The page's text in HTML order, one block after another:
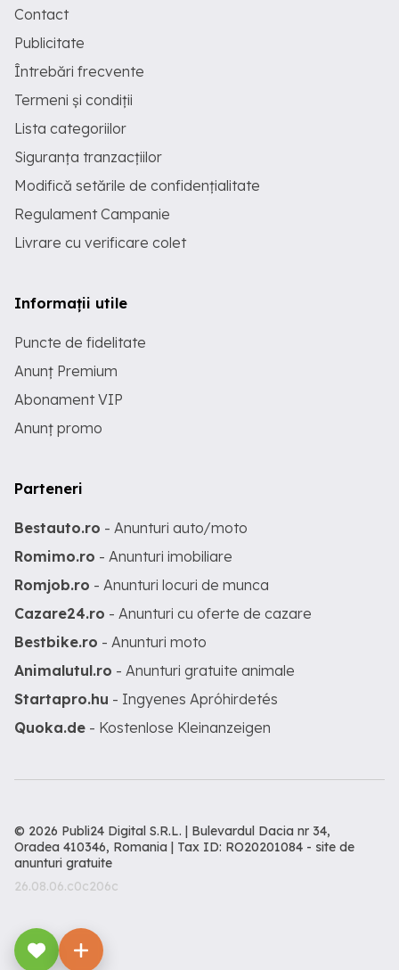
Contact
Publicitate
Întrebări frecvente
Termeni și condiții
Lista categoriilor
Siguranța tranzacțiilor
Modifică setările de confidențialitate
Regulament Campanie
Livrare cu verificare colet
Informații utile
Puncte de fidelitate
Anunț Premium
Abonament VIP
Anunț promo
Parteneri
Bestauto.ro - Anunturi auto/moto
Romimo.ro - Anunturi imobiliare
Romjob.ro - Anunturi locuri de munca
Cazare24.ro - Anunturi cu oferte de cazare
Bestbike.ro - Anunturi moto
Animalutul.ro - Anunturi gratuite animale
Startapro.hu - Ingyenes Apróhirdetés
Quoka.de - Kostenlose Kleinanzeigen
© 2026 Publi24 Digital S.R.L. | Bulevardul Dacia nr 34,
Oradea 410346, Romania | Tax ID: RO20201084 - site de
anunturi gratuite
26.08.06.c0c206c